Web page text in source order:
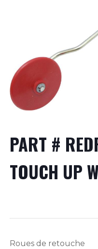
PART #
TOUCH UP
Roues de retouche